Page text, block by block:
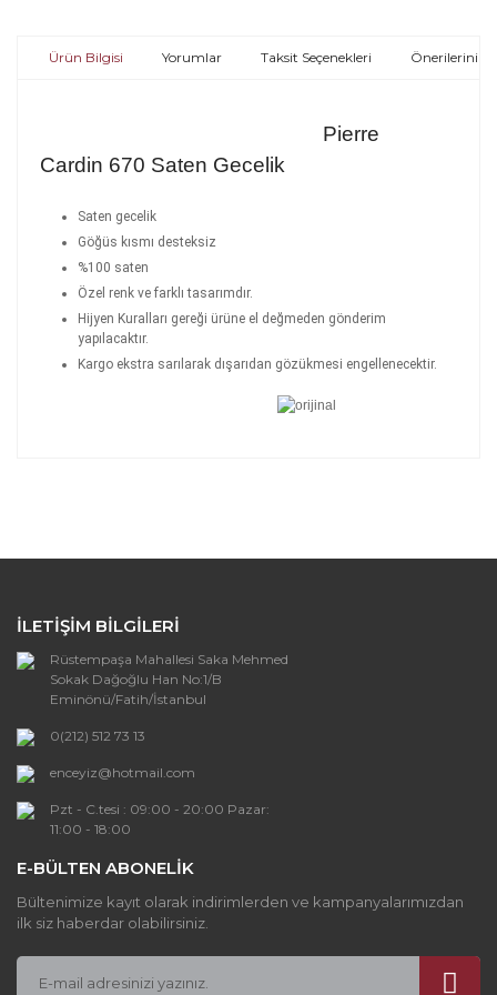
Ürün Bilgisi Yorumlar Taksit Seçenekleri Önerileriniz
Pierre
Cardin 670 Saten Gecelik
Saten gecelik
Göğüs kısmı desteksiz
%100 saten
Özel renk ve farklı tasarımdır.
Hijyen Kuralları gereği ürüne el değmeden gönderim
yapılacaktır.
Kargo ekstra sarılarak dışarıdan gözükmesi engellenecektir.
Yorum Yaz
Ürün açıklamasında eksik bilgiler bulunuyor.
Ürün bilgilerinde hatalar bulunuyor.
Ürün fiyatı diğer sitelerden daha pahalı.
Bu ürüne benzer farklı alternatifler olmalı.
İLETİŞİM BİLGİLERİ
Rüstempaşa Mahallesi Saka Mehmed
Sokak Dağoğlu Han No:1/B
Eminönü/Fatih/İstanbul
0(212) 512 73 13
enceyiz@hotmail.com
Pzt - C.tesi : 09:00 - 20:00 Pazar:
11:00 - 18:00
E-BÜLTEN ABONELİK
Bültenimize kayıt olarak indirimlerden ve kampanyalarımızdan
ilk siz haberdar olabilirsiniz.